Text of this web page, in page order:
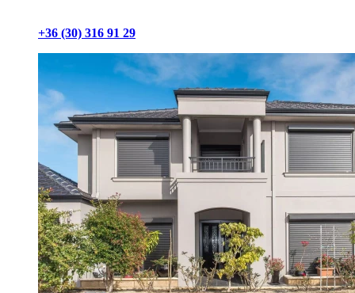
+36 (30) 316 91 29